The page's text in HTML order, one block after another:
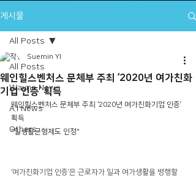
게시물
All Posts
Wayne News
A.I News
Others
All Posts
웨인힐스벤처스 문체부 주최 ‘2020년 여가친화
기업 인증’ 획득
Suemin YI
웨인힐스벤처스 문체부 주최 ‘2020년 여가친화기업 인증’
획득
"일생활균형제도 인정"
‘여가친화기업 인증’은 근로자가 일과 여가생활을 병행할